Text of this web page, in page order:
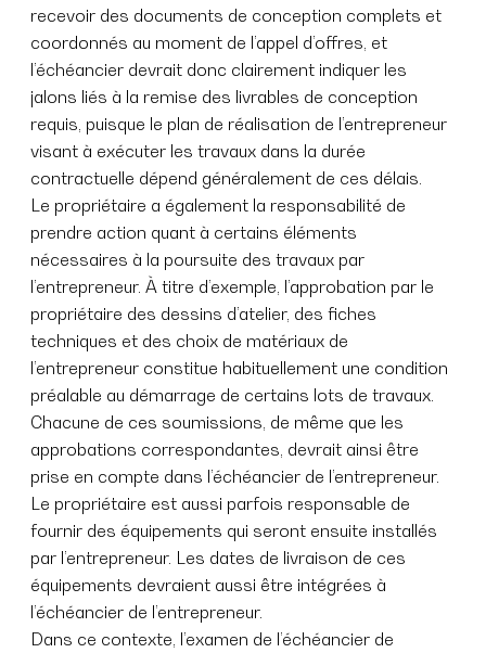
recevoir des documents de conception complets et
coordonnés au moment de l’appel d’offres, et
l’échéancier devrait donc clairement indiquer les
jalons liés à la remise des livrables de conception
requis, puisque le plan de réalisation de l’entrepreneur
visant à exécuter les travaux dans la durée
contractuelle dépend généralement de ces délais.
Le propriétaire a également la responsabilité de
prendre action quant à certains éléments
nécessaires à la poursuite des travaux par
l’entrepreneur. À titre d’exemple, l’approbation par le
propriétaire des dessins d’atelier, des fiches
techniques et des choix de matériaux de
l’entrepreneur constitue habituellement une condition
préalable au démarrage de certains lots de travaux.
Chacune de ces soumissions, de même que les
approbations correspondantes, devrait ainsi être
prise en compte dans l’échéancier de l’entrepreneur.
Le propriétaire est aussi parfois responsable de
fournir des équipements qui seront ensuite installés
par l’entrepreneur. Les dates de livraison de ces
équipements devraient aussi être intégrées à
l’échéancier de l’entrepreneur.
Dans ce contexte, l’examen de l’échéancier de